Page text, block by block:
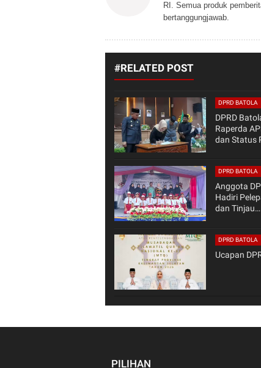
RI. Semua produk
bertanggungjawab.
#RELATED POST
DPRD BATOLA
DPRD
Raperda
dan Status
DPRD BATOLA
Anggota
Hadiri
dan Tinjau
DPRD BATOLA
Ucapan
PILIHAN